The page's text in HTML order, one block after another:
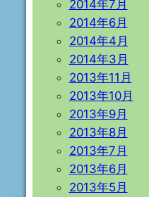
2014年7月
2014年6月
2014年4月
2014年3月
2013年11月
2013年10月
2013年9月
2013年8月
2013年7月
2013年6月
2013年5月